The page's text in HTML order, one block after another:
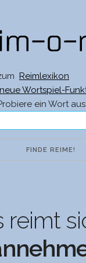
Reimlexikon
neue Wortspiel-
ein Wort aus:
reimt